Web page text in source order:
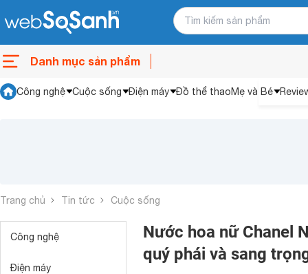
Danh mục sản phẩm
Công nghệ Cuộc sống Điện máy Đồ thể thaoMẹ và Bé
Trang chủ Tin tức Cuộc sống
Công nghệ
Điện máy
Nước hoa nữ Chanel
quý phái và sang